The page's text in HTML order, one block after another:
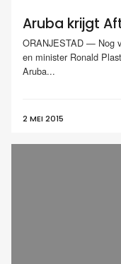
Aruba krijgt
ORANJESTAD — Nog
en minister Ronald
Aruba...
2 MEI 2015